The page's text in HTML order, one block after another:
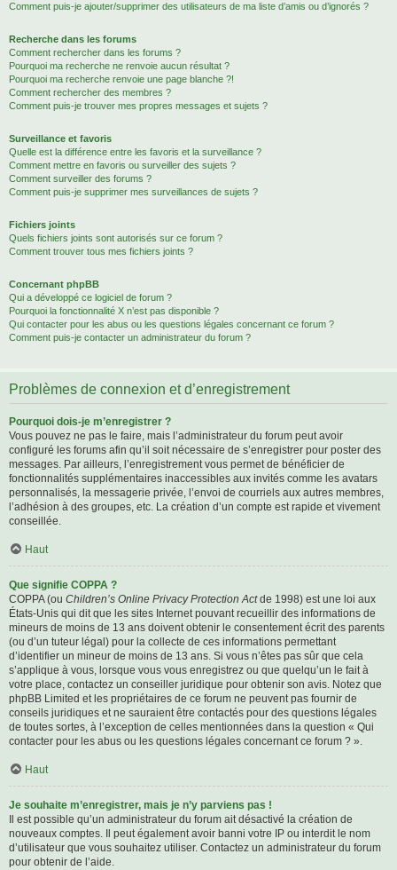
Comment puis-je ajouter/supprimer des utilisateurs de ma liste d’amis ou d’ignorés ?
Recherche dans les forums
Comment rechercher dans les forums ?
Pourquoi ma recherche ne renvoie aucun résultat ?
Pourquoi ma recherche renvoie une page blanche ?!
Comment rechercher des membres ?
Comment puis-je trouver mes propres messages et sujets ?
Surveillance et favoris
Quelle est la différence entre les favoris et la surveillance ?
Comment mettre en favoris ou surveiller des sujets ?
Comment surveiller des forums ?
Comment puis-je supprimer mes surveillances de sujets ?
Fichiers joints
Quels fichiers joints sont autorisés sur ce forum ?
Comment trouver tous mes fichiers joints ?
Concernant phpBB
Qui a développé ce logiciel de forum ?
Pourquoi la fonctionnalité X n’est pas disponible ?
Qui contacter pour les abus ou les questions légales concernant ce forum ?
Comment puis-je contacter un administrateur du forum ?
Problèmes de connexion et d’enregistrement
Pourquoi dois-je m’enregistrer ?
Vous pouvez ne pas le faire, mais l’administrateur du forum peut avoir
configuré les forums afin qu’il soit nécessaire de s’enregistrer pour poster des
messages. Par ailleurs, l’enregistrement vous permet de bénéficier de
fonctionnalités supplémentaires inaccessibles aux invités comme les avatars
personnalisés, la messagerie privée, l’envoi de courriels aux autres membres,
l’adhésion à des groupes, etc. La création d’un compte est rapide et vivement
conseillée.
Haut
Que signifie COPPA ?
COPPA (ou Children’s Online Privacy Protection Actde 1998) est une loi aux
États-Unis qui dit que les sites Internet pouvant recueillir des informations de
mineurs de moins de 13 ans doivent obtenir le consentement écrit des parents
(ou d’un tuteur légal) pour la collecte de ces informations permettant
d’identifier un mineur de moins de 13 ans. Si vous n’êtes pas sûr que cela
s’applique à vous, lorsque vous vous enregistrez ou que quelqu’un le fait à
votre place, contactez un conseiller juridique pour obtenir son avis. Notez que
phpBB Limited et les propriétaires de ce forum ne peuvent pas fournir de
conseils juridiques et ne sauraient être contactés pour des questions légales
de toutes sortes, à l’exception de celles mentionnées dans la question « Qui
contacter pour les abus ou les questions légales concernant ce forum ? ».
Haut
Je souhaite m’enregistrer, mais je n’y parviens pas !
Il est possible qu’un administrateur du forum ait désactivé la création de
nouveaux comptes. Il peut également avoir banni votre IP ou interdit le nom
d’utilisateur que vous souhaitez utiliser. Contactez un administrateur du forum
pour obtenir de l’aide.